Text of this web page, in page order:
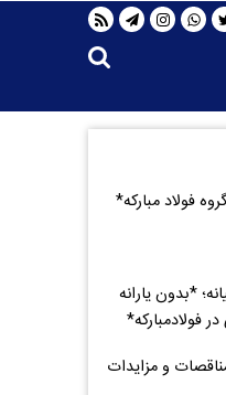
*بدون یارانه
فولادمبارکه*
و مزایدات